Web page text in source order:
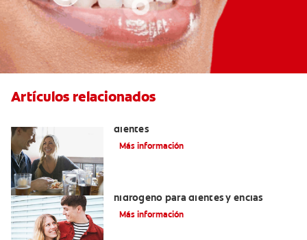
Artículos relacionados
dientes
Más información
hidrógeno para dientes y encías
Más información